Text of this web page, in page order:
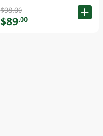
$98.00
$89.00